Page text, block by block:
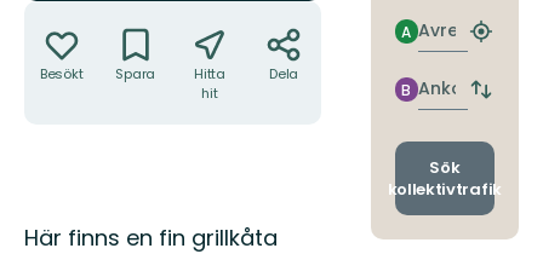
Besökt Spara
Hitta
hit
Dela
Beskrivning
Här finns en fin grillkåta
Avresa
A
Hitta
Ankomst
B
Byt
och
Sök
kollektivtrafik